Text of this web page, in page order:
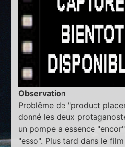
Observation
Problême de "product
donné les deux
un pompe a essence
"esso". Plus tard dans le